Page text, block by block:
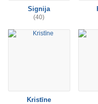
Signija
(40)
Kristīne